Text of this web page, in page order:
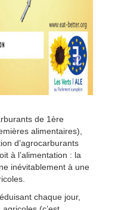
de 1ère
alimentaires),
d’agrocarburants
à l’alimentation : la
inévitablement à une
chaque jour,